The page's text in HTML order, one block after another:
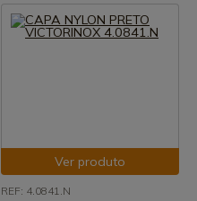
Ver produto
REF: 4.0841.N